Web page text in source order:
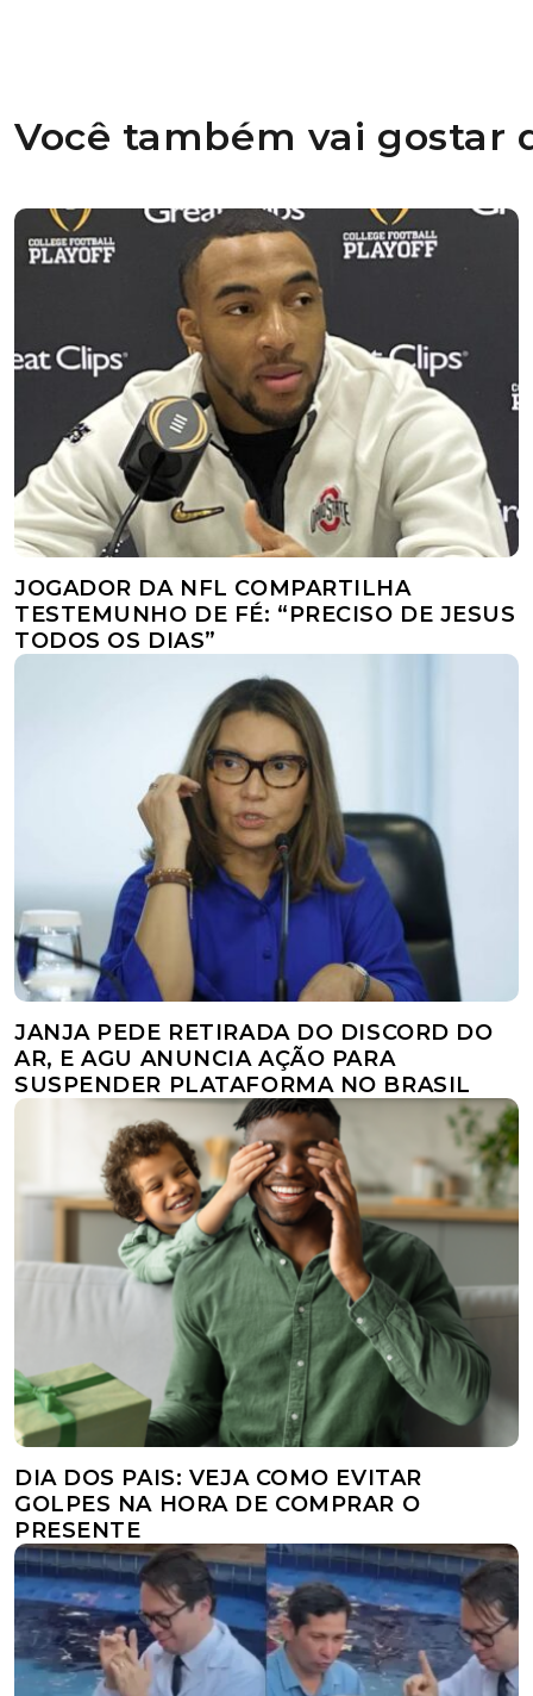
Você também vai gostar
JOGADOR DA NFL COMPARTILHA
TESTEMUNHO DE FÉ: “PRECISO DE JESUS
TODOS OS DIAS”
JANJA PEDE RETIRADA DO DISCORD DO
AR, E AGU ANUNCIA AÇÃO PARA
SUSPENDER PLATAFORMA NO BRASIL
DIA DOS PAIS: VEJA COMO EVITAR
GOLPES NA HORA DE COMPRAR O
PRESENTE